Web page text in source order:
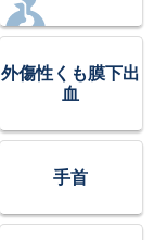
外傷性くも膜下出
血
手首